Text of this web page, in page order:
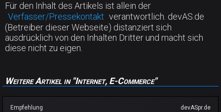
Für den Inhalt des Artikels ist allein der
Verfasser/Pressekontakt verantwortlich. devAS.de
(Betreiber dieser Webseite) distanziert sich
ausdrücklich von den Inhalten Dritter und macht sich
diese nicht zu eigen.
Weitere Artikel in "Internet, E-Commerce"
Empfehlung devASpr.de